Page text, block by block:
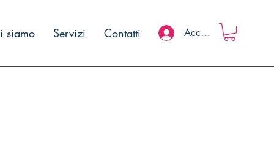
siamo Servizi Contatti Accedi